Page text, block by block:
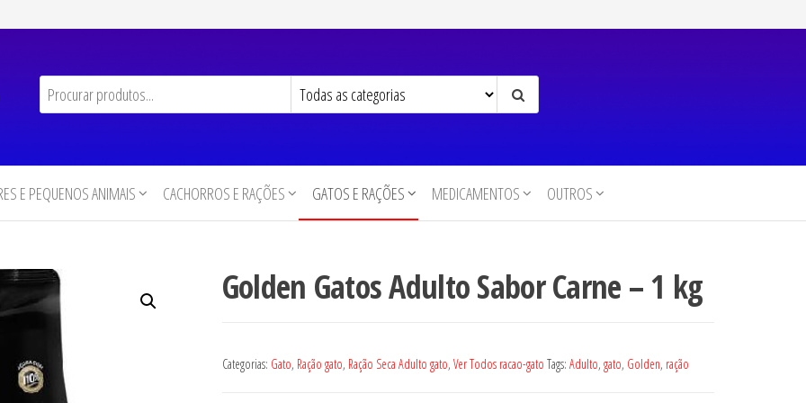
E PEQUENOS ANIMAIS CACHORROS E RAÇÕES GATOS E RAÇÕES MEDICAMENTOS OUTROS
Golden Gatos Adulto Sabor Carne – 1 kg
Categorias: Gato, Ração gato, Ração Seca Adulto gato, Ver Todos racao-gato Tags: Adulto, gato, Golden, ração